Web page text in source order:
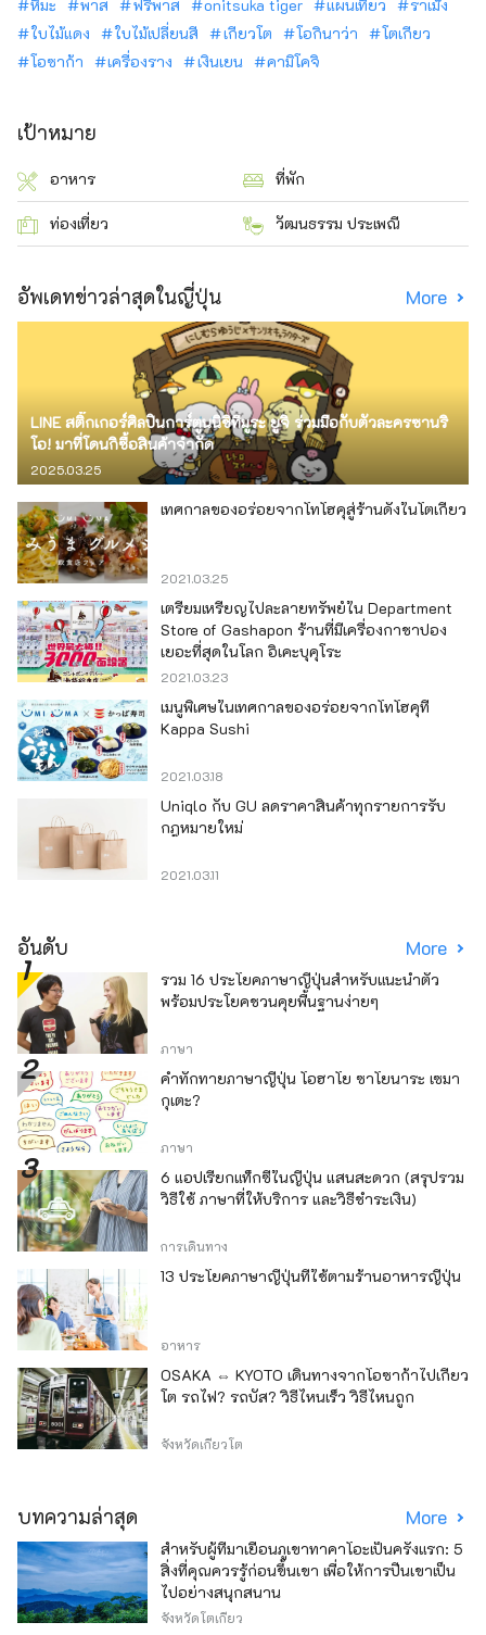
หิมะ พาส ฟรีพาส onitsuka tiger แผนเที่ยว
ราเม็ง
ใบไม้แดง
ใบไม้เปลี่ยนสี เกียวโต โอกินาว่า
โตเกียว
โอซาก้า
เครื่องราง เงินเยน คามิโคจิ
เป้าหมาย
อาหาร ที่พัก
ท่องเที่ยว วัฒนธรรม ประเพณี
อัพเดทข่าวล่าสุดในญี่ปุ่น More
LINE สติ๊กเกอร์ศิลปินการ์ตูนนิชิทีมูระ ยูจิ ร่วมมือกับตัวละครซานริ
โอ! มาที่โดนกิซื้อสินค้าจำกัด
2025.03.25
เทศกาลของอร่อยจากโทโฮคุสู่ร้านดังในโตเกียว
2021.03.25
เตรียมเหรียญไปละลายทรัพย์ใน Department
Store of Gashapon ร้านที่มีเครื่องกาชาปอง
เยอะที่สุดในโลก อิเคะบุคุโระ
2021.03.23
เมนูพิเศษในเทศกาลของอร่อยจากโทโฮคุที่
Kappa Sushi
2021.03.18
Uniqlo กับ GU ลดราคาสินค้าทุกรายการรับ
กฎหมายใหม่
2021.03.11
อันดับ More
รวม 16 ประโยคภาษาญี่ปุ่นสำหรับแนะนำตัว
พร้อมประโยคชวนคุยพื้นฐานง่ายๆ
ภาษา
คำทักทายภาษาญี่ปุ่น โอฮาโย ซาโยนาระ เซมา
กุเตะ?
ภาษา
6 แอปเรียกแท็กซี่ในญี่ปุ่น แสนสะดวก (สรุปรวม
วิธีใช้ ภาษาที่ให้บริการ และวิธีชำระเงิน)
การเดินทาง
13 ประโยคภาษาญี่ปุ่นที่ใช้ตามร้านอาหารญี่ปุ่น
อาหาร
OSAKA ⇔ KYOTO เดินทางจากโอซาก้าไปเกียว
โต รถไฟ? รถบัส? วิธีไหนเร็ว วิธีไหนถูก
จังหวัดเกียวโต
บทความล่าสุด More
สำหรับผู้ที่มาเยือนภูเขาทาคาโอะเป็นครั้งแรก: 5
สิ่งที่คุณควรรู้ก่อนขึ้นเขา เพื่อให้การปีนเขาเป็น
ไปอย่างสนุกสนาน
จังหวัดโตเกียว